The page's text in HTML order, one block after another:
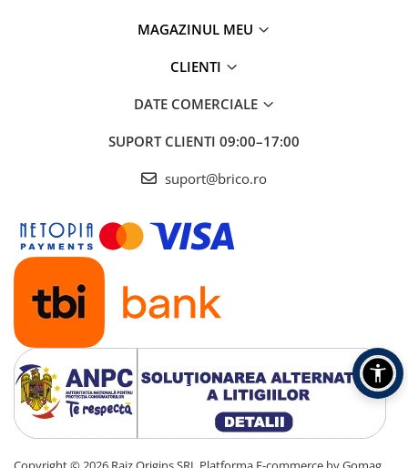
Garderobe
Organizatoare sertar si dulap
Rafturi depozitare
Umerase si huse haine
Gradina & balcon
Unelte motorizate
MAGAZINUL MEU
CLIENTI
DATE COMERCIALE
SUPORT CLIENTI 09:00–17:00
suport@brico.ro